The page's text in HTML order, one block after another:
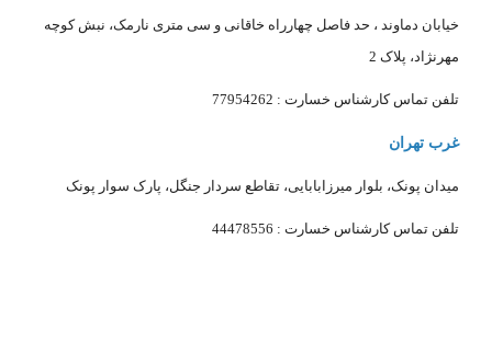
خیابان دماوند ، حد فاصل چهارراه خاقانی و سی متری نارمک، نبش کوچه
مهرنژاد، پلاک 2
تلفن تماس کارشناس خسارت : 77954262
غرب تهران
میدان پونک، بلوار میرزابابایی، تقاطع سردار جنگل، پارک سوار پونک
تلفن تماس کارشناس خسارت : 44478556